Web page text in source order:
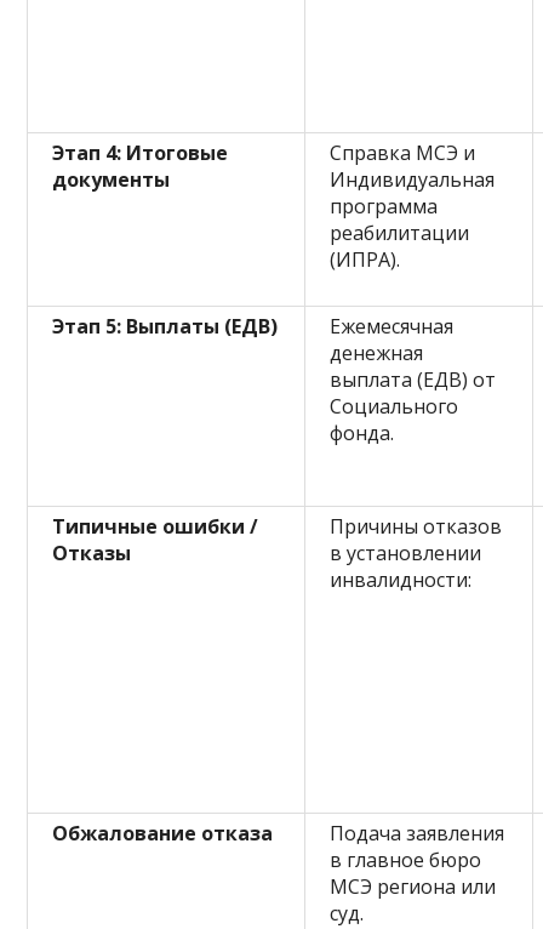
Этап 4: Итоговые
документы
Справка МСЭ и
Индивидуальная
программа
реабилитации
(ИПРА).
Этап 5: Выплаты (ЕДВ)
Ежемесячная
денежная
выплата (ЕДВ) от
Социального
фонда.
Типичные ошибки /
Отказы
Причины отказов
в установлении
инвалидности:
Обжалование отказа
Подача заявления
в главное бюро
МСЭ региона или
суд.